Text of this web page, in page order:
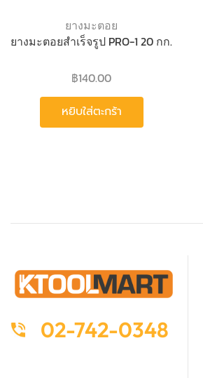
ยางมะตอย
ยางมะตอยสำเร็จรูป PRO-1 20 กก.
฿140.00
หยิบใส่ตะกร้า
02-742-0348